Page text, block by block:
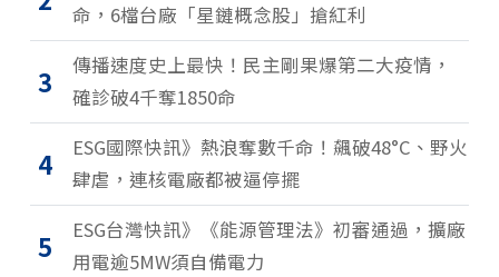
命，6檔台廠「星鏈概念股」搶紅利
3
傳播速度史上最快！民主剛果爆第二大疫情，
確診破4千奪1850命
4
ESG國際快訊》熱浪奪數千命！飆破48°C、野火
肆虐，連核電廠都被逼停擺
5
ESG台灣快訊》《能源管理法》初審通過，擴廠
用電逾5MW須自備電力